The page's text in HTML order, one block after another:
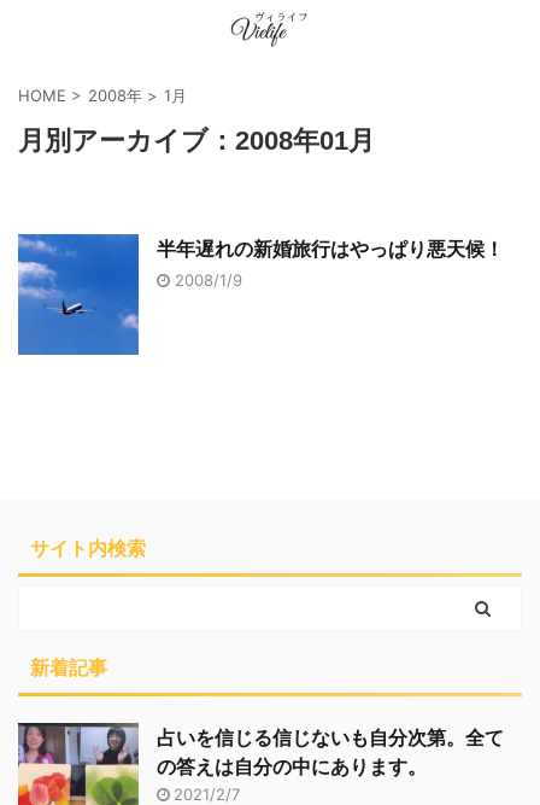
HOME > 2008年 > 1月
月別アーカイブ：2008年01月
半年遅れの新婚旅行はやっぱり悪天候！
2008/1/9
サイト内検索
新着記事
占いを信じる信じないも自分次第。全て
の答えは自分の中にあります。
2021/2/7